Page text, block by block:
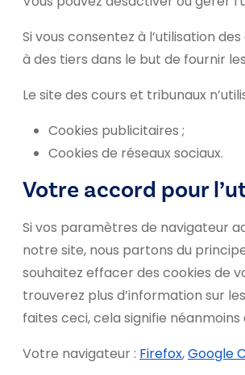
Si vous consentez à l’utilisation
à des tiers dans le but de fournir
Le site des cours et tribunaux
Cookies publicitaires ;
Cookies de réseaux sociaux.
Votre accord pour
Si vos paramètres de navigateur
notre site, nous partons du
souhaitez effacer des cookies de
trouverez plus d’information sur
faites ceci, cela signifie
Votre navigateur : Firefox,Google